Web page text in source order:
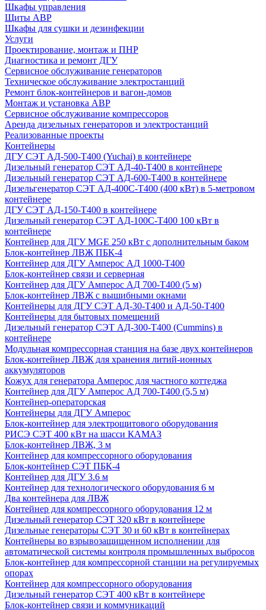
Шкафы управления
Щиты АВР
Шкафы для сушки и дезинфекции
Услуги
Проектирование, монтаж и ПНР
Диагностика и ремонт ДГУ
Сервисное обслуживание генераторов
Техническое обслуживание электростанций
Ремонт блок-контейнеров и вагон-домов
Монтаж и установка АВР
Сервисное обслуживание компрессоров
Аренда дизельных генераторов и электростанций
Реализованные проекты
Контейнеры
ДГУ СЭТ АД-500-Т400 (Yuchai) в контейнере
Дизельный генератор СЭТ АД-40-Т400 в контейнере
Дизельный генератор СЭТ АД-600-Т400 в контейнере
Дизельгенератор СЭТ АД-400С-Т400 (400 кВт) в 5-метровом
контейнере
ДГУ СЭТ АД-150-Т400 в контейнере
Дизельный генератор СЭТ АД-100С-Т400 100 кВт в
контейнере
Контейнер для ДГУ MGE 250 кВт с дополнительным баком
Блок-контейнер ЛВЖ ПБК-4
Контейнер для ДГУ Амперос АД 1000-Т400
Блок-контейнер связи и серверная
Контейнер для ДГУ Амперос АД 700-Т400 (5 м)
Блок-контейнер ЛВЖ с вышибными окнами
Контейнеры для ДГУ СЭТ АД-30-Т400 и АД-50-Т400
Контейнеры для бытовых помещений
Дизельный генератор СЭТ АД-300-Т400 (Cummins) в
контейнере
Модульная компрессорная станция на базе двух контейнеров
Блок-контейнер ЛВЖ для хранения литий-ионных
аккумуляторов
Кожух для генератора Амперос для частного коттеджа
Контейнер для ДГУ Амперос АД 700-Т400 (5,5 м)
Контейнер-операторская
Контейнеры для ДГУ Амперос
Блок-контейнер для электрощитового оборудования
РИСЭ СЭТ 400 кВт на шасси КАМАЗ
Блок-контейнер ЛВЖ, 3 м
Контейнер для компрессорного оборудования
Блок-контейнер СЭТ ПБК-4
Контейнер для ДГУ 3.6 м
Контейнер для технологического оборудования 6 м
Два контейнера для ЛВЖ
Контейнер для компрессорного оборудования 12 м
Дизельный генератор СЭТ 320 кВт в контейнере
Дизельные генераторы СЭТ 30 и 60 кВт в контейнерах
Контейнеры во взрывозащищенном исполнении для
автоматической системы контроля промышленных выбросов
Блок-контейнер для компрессорной станции на регулируемых
опорах
Контейнер для компрессорного оборудования
Дизельный генератор СЭТ 400 кВт в контейнере
Блок-контейнер связи и коммуникаций